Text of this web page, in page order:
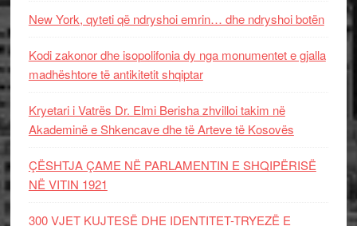
New York, qyteti që ndryshoi emrin… dhe ndryshoi botën
Kodi zakonor dhe isopolifonia dy nga monumentet e gjalla
madhështore të antikitetit shqiptar
Kryetari i Vatrës Dr. Elmi Berisha zhvilloi takim në
Akademinë e Shkencave dhe të Arteve të Kosovës
ÇËSHTJA ÇAME NË PARLAMENTIN E SHQIPËRISË
NË VITIN 1921
300 VJET KUJTESË DHE IDENTITET-TRYEZË E